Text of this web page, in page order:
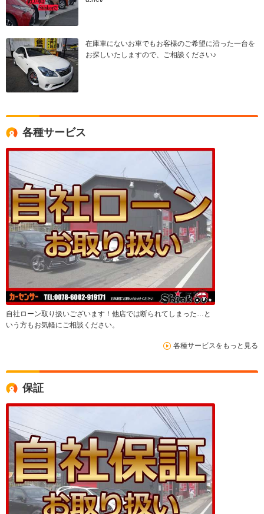
在庫車にないお車でもお客様のご希望に沿った一台を
お探しいたしますので、ご相談ください♪
各種サービス
自社ローン取り扱いございます！他店では断られてしまった…と
いう方もお気軽にご相談ください。
各種サービスをもっと見る
保証